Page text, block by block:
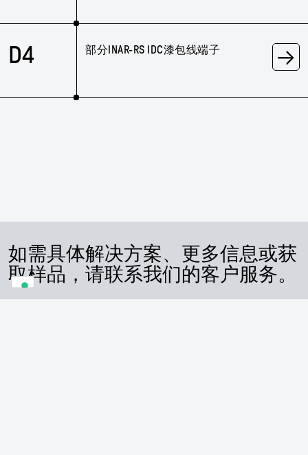
D4 部分INAR-RS IDC漆包线端子 →
如需具体解决方案、更多信息或获
取样品，请联系我们的客户服务。